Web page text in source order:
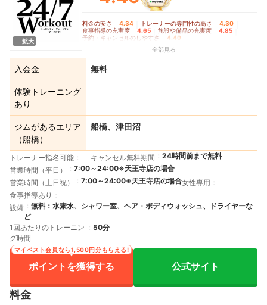
拡大
料金の安さ 4.34 トレーナーの専門性の高さ 4.30
食事指導の充実度 4.65 施設や備品の充実度 4.85
予約・キャンセルのしやすさ
4.40
全部見る
入会金 無料
体験トレーニング
あり
ジムがあるエリア
（船橋）
船橋、津田沼
トレーナー指名可能 キャンセル無料期間
24時間前まで無料
営業時間（平日）
7:00～24:00※天王寺店の場合
営業時間（土日祝）
7:00～24:00※天王寺店の場合女性専用
食事指導あり
設備
無料：水素水、シャワー室、ヘア・ボディウォッシュ、ドライヤーな
ど
1回あたりのトレーニン
グ時間
50分
ポイントを獲得する
マイベスト会員なら1,500円分もらえる!
公式サイト
料金